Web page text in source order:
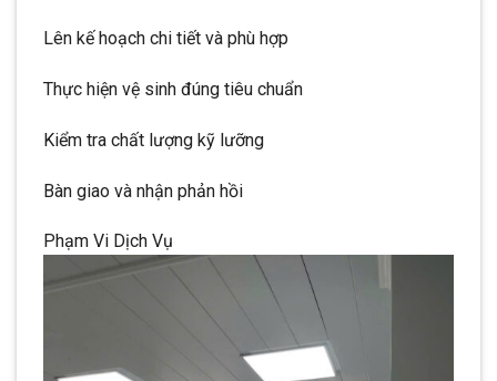
Lên kế hoạch chi tiết và phù hợp
Thực hiện vệ sinh đúng tiêu chuẩn
Kiểm tra chất lượng kỹ lưỡng
Bàn giao và nhận phản hồi
Phạm Vi Dịch Vụ